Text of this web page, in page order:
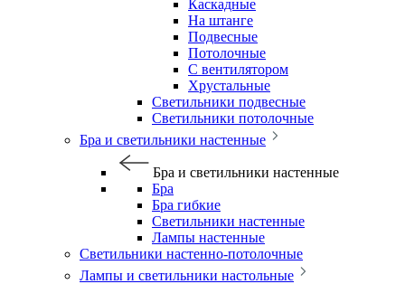
Каскадные
На штанге
Подвесные
Потолочные
С вентилятором
Хрустальные
Светильники подвесные
Светильники потолочные
Бра и светильники настенные
Бра и светильники настенные
Бра
Бра гибкие
Светильники настенные
Лампы настенные
Светильники настенно-потолочные
Лампы и светильники настольные